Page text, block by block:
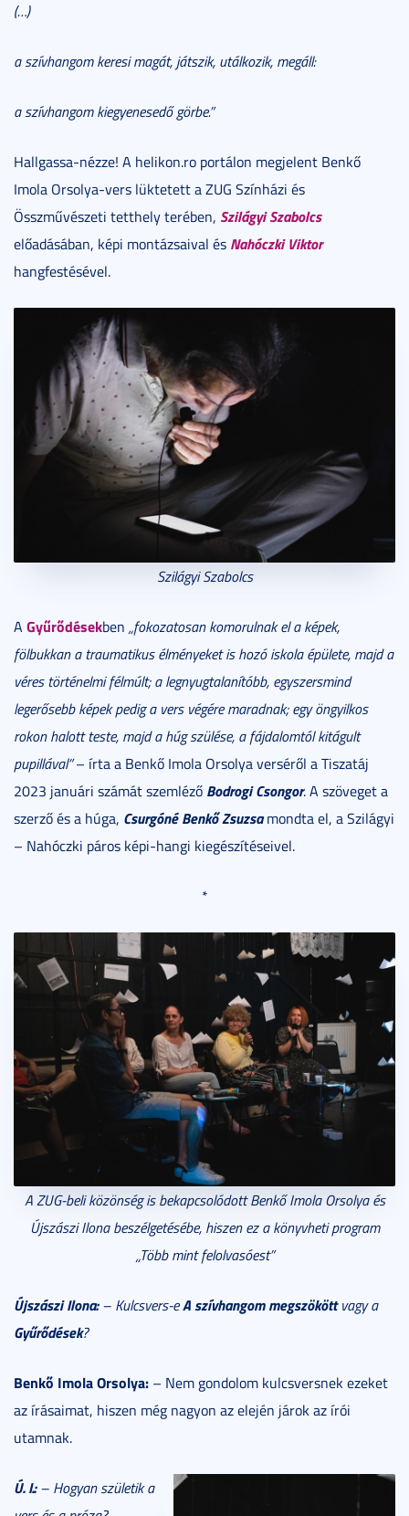
(…)
a szívhangom keresi magát, játszik, utálkozik, megáll:
a szívhangom kiegyenesedő görbe.”
Hallgassa-nézze! A helikon.ro portálon megjelent Benkő
Imola Orsolya-vers lüktetett a ZUG Színházi és
Összművészeti tetthely terében, Szilágyi Szabolcs
előadásában, képi montázsaival és Nahóczki Viktor
hangfestésével.
Szilágyi Szabolcs
A Gyűrődésekben „fokozatosan komorulnak el a képek,
fölbukkan a traumatikus élményeket is hozó iskola épülete, majd a
véres történelmi félmúlt; a legnyugtalanítóbb, egyszersmind
legerősebb képek pedig a vers végére maradnak; egy öngyilkos
rokon halott teste, majd a húg szülése, a fájdalomtól kitágult
pupillával”– írta a Benkő Imola Orsolya verséről a Tiszatáj
2023 januári számát szemléző Bodrogi Csongor. A szöveget a
szerző és a húga, Csurgóné Benkő Zsuzsamondta el, a Szilágyi
– Nahóczki páros képi-hangi kiegészítéseivel.
*
A ZUG-beli közönség is bekapcsolódott Benkő Imola Orsolya és
Újszászi Ilona beszélgetésébe, hiszen ez a könyvheti program
„Több mint felolvasóest”
Újszászi Ilona: – Kulcsvers-eA szívhangom megszököttvagy a
Gyűrődések?
Benkő Imola Orsolya: – Nem gondolom kulcsversnek ezeket
az írásaimat, hiszen még nagyon az elején járok az írói
utamnak.
Ú. I.: – Hogyan születik a